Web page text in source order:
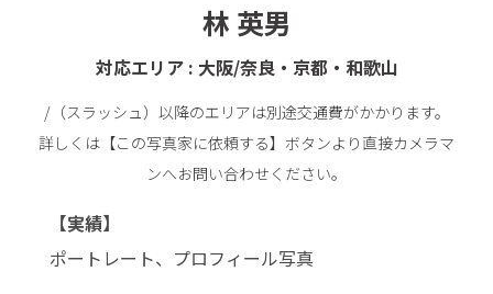
林 英男
対応エリア : 大阪/奈良・京都・和歌山
/（スラッシュ）以降のエリアは別途交通費がかかります。
詳しくは【この写真家に依頼する】ボタンより直接カメラマ
ンへお問い合わせください。
【実績】
ポートレート、プロフィール写真